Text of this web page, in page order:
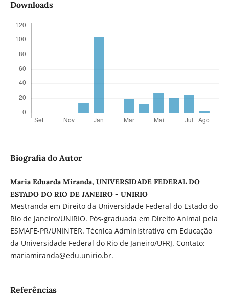
Downloads
Biografia do Autor
Maria Eduarda Miranda, UNIVERSIDADE FEDERAL DO
ESTADO DO RIO DE JANEIRO - UNIRIO
Mestranda em Direito da Universidade Federal do Estado do
Rio de Janeiro/UNIRIO. Pós-graduada em Direito Animal pela
ESMAFE-PR/UNINTER. Técnica Administrativa em Educação
da Universidade Federal do Rio de Janeiro/UFRJ. Contato:
mariamiranda@edu.unirio.br.
Referências